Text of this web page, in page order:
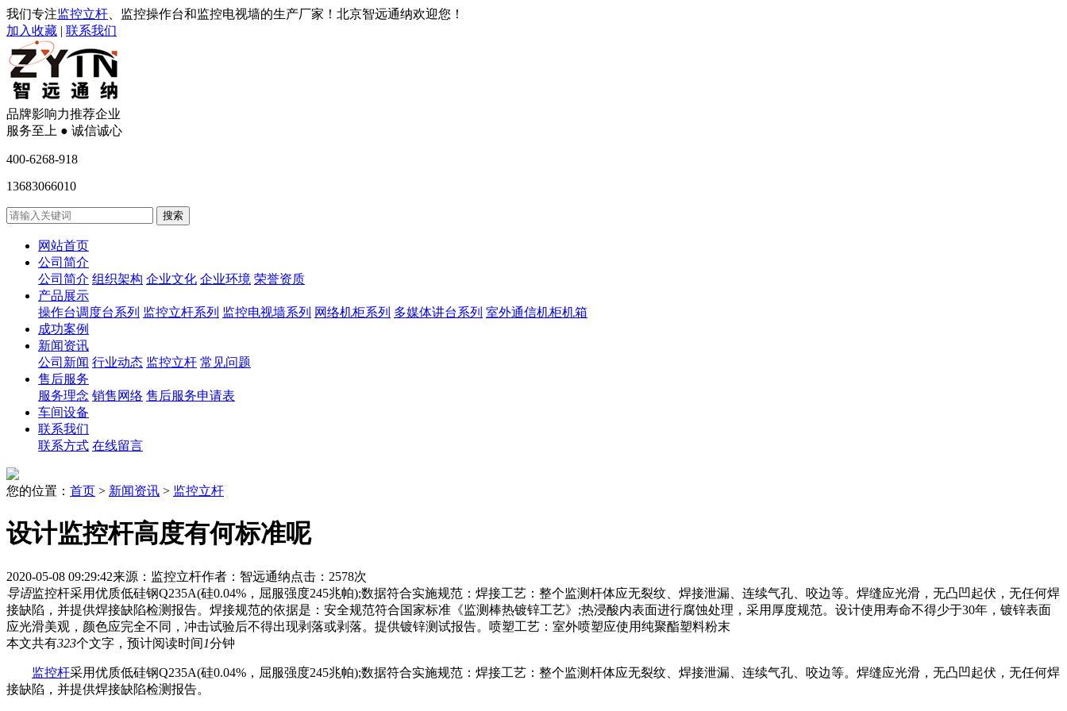
我们专注监控立杆 、监控操作台和监控电视墙的生产厂家！北京智远通纳欢迎您！
加入收藏 | 联系我们
品牌影响力推荐企业
服务至上 ● 诚信诚心
400-6268-918
13683066010
网站首页
公司简介
公司简介 组织架构 企业文化 企业环境 荣誉资质
产品展示
操作台调度台系列 监控立杆系列 监控电视墙系列 网络机柜系列 多媒体讲台系列 室外通信机柜机箱
成功案例
新闻资讯
公司新闻 行业动态 监控立杆 常见问题
售后服务
服务理念 销售网络 售后服务申请表
车间设备
联系我们
联系方式 在线留言
您的位置： 首页 > 新闻资讯 > 监控立杆
设计监控杆高度有何标准呢
2020-05-08 09:29:42来源：监控立杆作者：智远通纳点击：2578次
导语监控杆采用优质低硅钢Q235A(硅0.04%，屈服强度245兆帕);数据符合实施规范：焊接工艺：整个监测杆体应无裂纹、焊接泄漏、连续气孔、咬边等。焊缝应光滑，无凸凹起伏，无任何焊
接缺陷，并提供焊接缺陷检测报告。焊接规范的依据是：安全规范符合国家标准《监测棒热镀锌工艺》;热浸酸内表面进行腐蚀处理，采用厚度规范。设计使用寿命不得少于30年，镀锌表面
应光滑美观，颜色应完全不同，冲击试验后不得出现剥落或剥落。提供镀锌测试报告。喷塑工艺：室外喷塑应使用纯聚酯塑料粉末
本文共有323个文字，预计阅读时间 1分钟
监控杆采用优质低硅钢Q235A(硅0.04%，屈服强度245兆帕);数据符合实施规范：焊接工艺：整个监测杆体应无裂纹、焊接泄漏、连续气孔、咬边等。焊缝应光滑，无凸凹起伏，无任何焊
接缺陷，并提供焊接缺陷检测报告。